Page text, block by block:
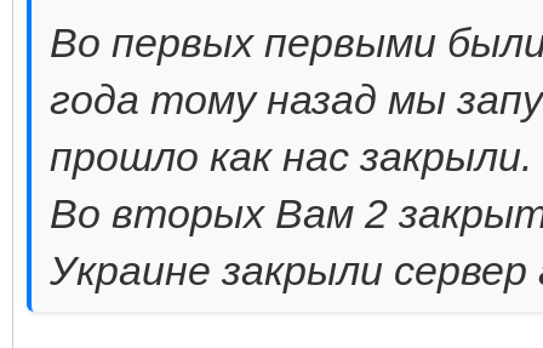
Во первых первыми
года тому назад мы
прошло как нас закрыли.
Во вторых Вам 2
Украине закрыли